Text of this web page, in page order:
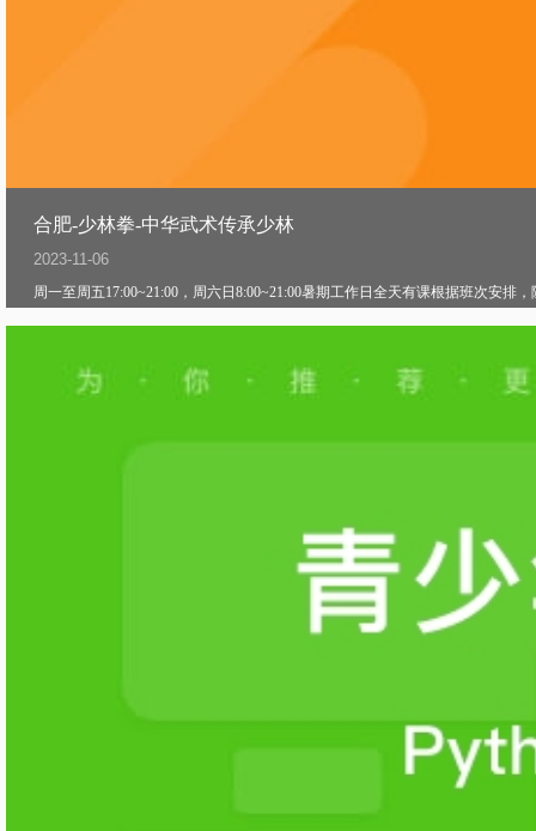
合肥-少林拳-中华武术传承少林
2023-11-06
周一至周五17:00~21:00，周六日8:00~21:00暑期工作日全天有课根据班次安排，